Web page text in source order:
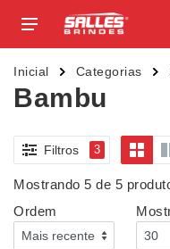
Inicial Categorias
Bambu
Filtros 3
Mostrando 5 de 5
Ordem